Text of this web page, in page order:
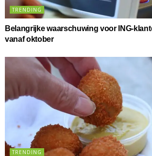
TRENDING
Belangrijke waarschuwing voor ING-
vanaf oktober
TRENDING